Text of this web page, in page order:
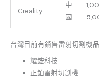
Creality
中
國
台灣目前有銷售雷射切割機
耀鋐科技
正鉑雷射切割機